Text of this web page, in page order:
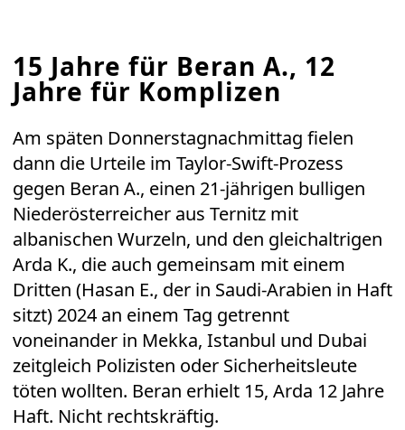
15 Jahre für Beran A., 12
Jahre für Komplizen
Am späten Donnerstagnachmittag fielen
dann die Urteile im Taylor-Swift-Prozess
gegen Beran A., einen 21-jährigen bulligen
Niederösterreicher aus Ternitz mit
albanischen Wurzeln, und den gleichaltrigen
Arda K., die auch gemeinsam mit einem
Dritten (Hasan E., der in Saudi-Arabien in Haft
sitzt) 2024 an einem Tag getrennt
voneinander in Mekka, Istanbul und Dubai
zeitgleich Polizisten oder Sicherheitsleute
töten wollten. Beran erhielt 15, Arda 12 Jahre
Haft. Nicht rechtskräftig.